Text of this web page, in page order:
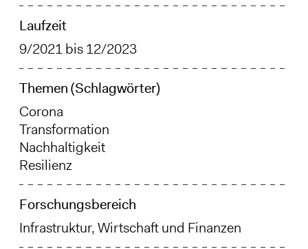
Laufzeit
9/2021bis12/2023
Themen (Schlagwörter)
Corona
Transformation
Nachhaltigkeit
Resilienz
Forschungsbereich
Infrastruktur, Wirtschaft und Finanzen